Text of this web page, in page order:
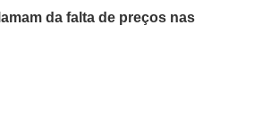
da falta de preços nas